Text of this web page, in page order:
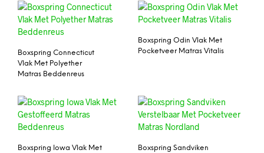
Boxspring Connecticut
Vlak Met Polyether
Matras Beddenreus
Boxspring Odin Vlak Met
Pocketveer Matras Vitalis
Boxspring Iowa Vlak Met
Boxspring Sandviken